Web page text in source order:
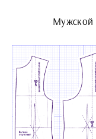
Мужской